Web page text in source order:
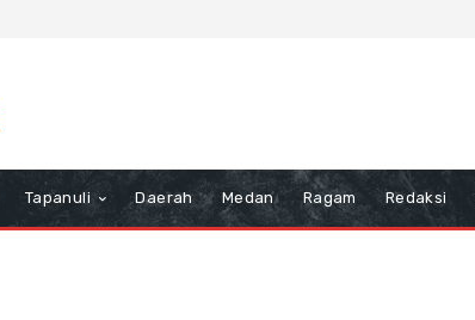
Tapanuli Daerah Medan Ragam Redaksi